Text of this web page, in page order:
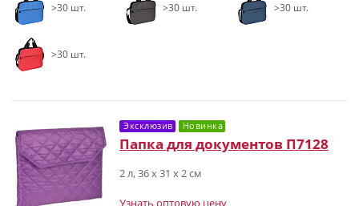
>30 шт. >30 шт. >30 шт.
>30 шт.
Эксклюзив Новинка
Папка для документов П7128
2 л, 36 х 31 х 2 см
Узнать оптовую цену